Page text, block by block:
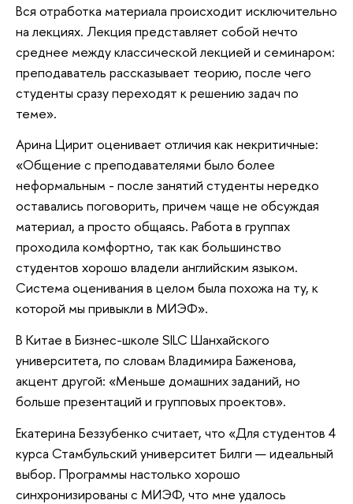
Вся отработка материала происходит исключительно
на лекциях. Лекция представляет собой нечто
среднее между классической лекцией и семинаром:
преподаватель рассказывает теорию, после чего
студенты сразу переходят к решению задач по
теме».
Арина Цирит оценивает отличия как некритичные:
«Общение с преподавателями было более
неформальным - после занятий студенты нередко
оставались поговорить, причем чаще не обсуждая
материал, а просто общаясь. Работа в группах
проходила комфортно, так как большинство
студентов хорошо владели английским языком.
Система оценивания в целом была похожа на ту, к
которой мы привыкли в МИЭФ».
В Китае в Бизнес-школе SILC Шанхайского
университета, по словам Владимира Баженова,
акцент другой: «Меньше домашних заданий, но
больше презентаций и групповых проектов».
Екатерина Беззубенко считает, что «Для студентов 4
курса Стамбульский университет Билги — идеальный
выбор. Программы настолько хорошо
синхронизированы с МИЭФ, что мне удалось